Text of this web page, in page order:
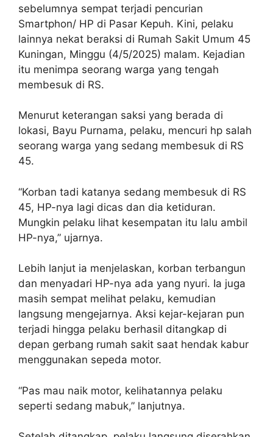
sebelumnya sempat terjadi pencurian
Smartphon/ HP di Pasar Kepuh. Kini, pelaku
lainnya nekat beraksi di Rumah Sakit Umum 45
Kuningan, Minggu (4/5/2025) malam. Kejadian
itu menimpa seorang warga yang tengah
membesuk di RS.
Menurut keterangan saksi yang berada di
lokasi, Bayu Purnama, pelaku, mencuri hp salah
seorang warga yang sedang membesuk di RS
45.
“Korban tadi katanya sedang membesuk di RS
45, HP-nya lagi dicas dan dia ketiduran.
Mungkin pelaku lihat kesempatan itu lalu ambil
HP-nya,” ujarnya.
Lebih lanjut ia menjelaskan, korban terbangun
dan menyadari HP-nya ada yang nyuri. Ia juga
masih sempat melihat pelaku, kemudian
langsung mengejarnya. Aksi kejar-kejaran pun
terjadi hingga pelaku berhasil ditangkap di
depan gerbang rumah sakit saat hendak kabur
menggunakan sepeda motor.
“Pas mau naik motor, kelihatannya pelaku
seperti sedang mabuk,” lanjutnya.